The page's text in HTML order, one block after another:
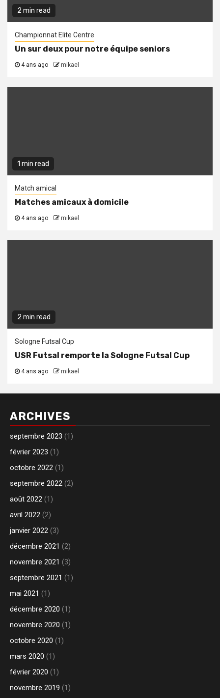
2 min read
Championnat Elite Centre
Un sur deux pour notre équipe seniors
4 ans ago mikael
1 min read
Match amical
Matches amicaux à domicile
4 ans ago mikael
2 min read
Sologne Futsal Cup
USR Futsal remporte la Sologne Futsal Cup
4 ans ago mikael
ARCHIVES
septembre 2023 (1)
février 2023 (1)
octobre 2022 (1)
septembre 2022 (2)
août 2022 (1)
avril 2022 (2)
janvier 2022 (3)
décembre 2021 (2)
novembre 2021 (3)
septembre 2021 (1)
mai 2021 (1)
décembre 2020 (1)
novembre 2020 (1)
octobre 2020 (1)
mars 2020 (1)
février 2020 (1)
novembre 2019 (1)